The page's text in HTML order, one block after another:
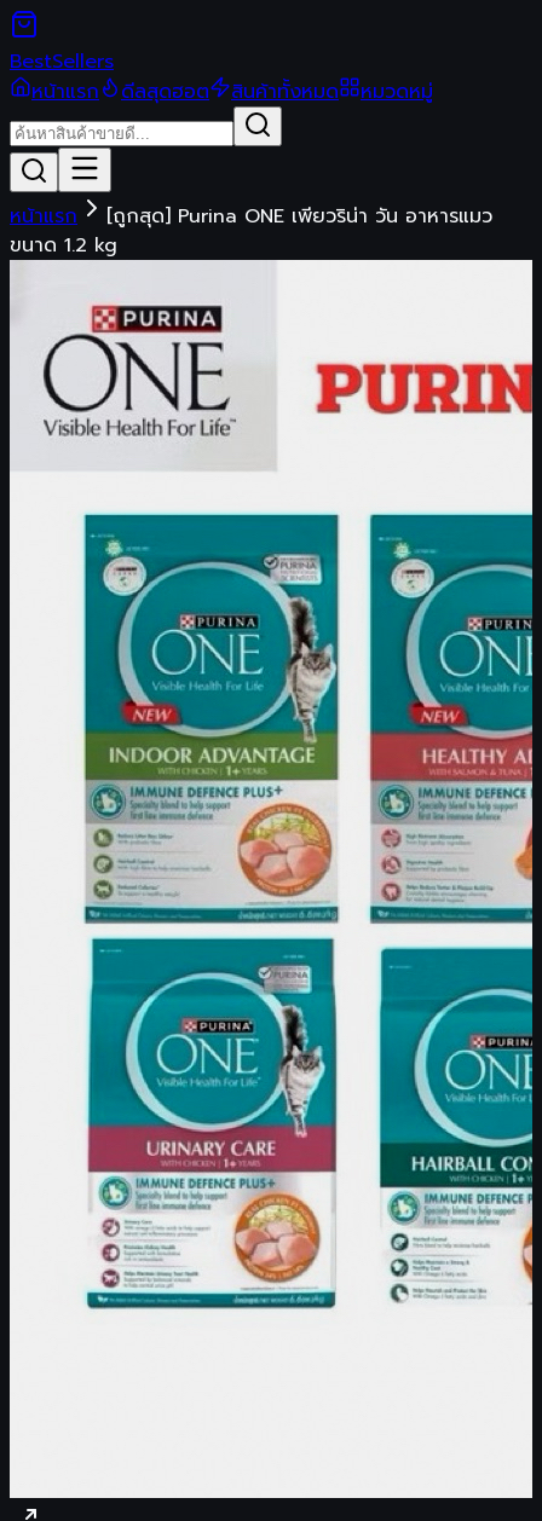
BestSellers
หน้าแรก
ดีลสุดฮอต สินค้าทั้งหมด หมวดหมู่
หน้าแรก
[ถูกสุด] Purina ONE เพียวริน่า วัน อาหารแมว
ขนาด 1.2 kg